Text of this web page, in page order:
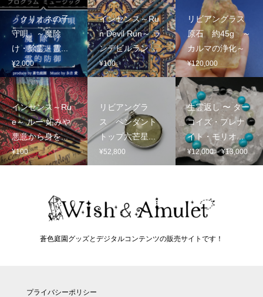
『クリオネの子
守唄』～魔除
け・除霊・霊...
¥2,000
インセンス～Ru
n Devil Run～ ラ
ンデビルラン ...
¥100
リビアングラス
原石 約45g ～
カルマの浄化～
¥120,000
インセンス～Ru
e～ ルー 妬みや
悪意から身を...
¥100
リビアングラ
ス ペンダント
トップ六芒星...
¥52,800
生霊返し 〜 ター
コイズ・プレナ
イト・モリオ...
¥12,000 –¥13,000価
格
蒼色庭園グッズとデジタルコンテンツの販売サイトです！
プライバシーポリシー